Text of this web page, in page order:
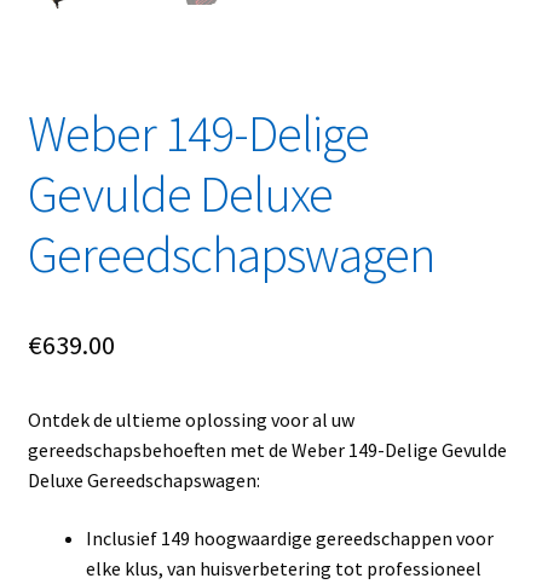
Privacybeleid
Videos
Winkelwagen
Weber 149-Delige
Gevulde Deluxe
Gereedschapswagen
€639.00
Ontdek de ultieme oplossing voor al uw
gereedschapsbehoeften met de Weber 149-Delige Gevulde
Deluxe Gereedschapswagen:
Inclusief 149 hoogwaardige gereedschappen voor
elke klus, van huisverbetering tot professioneel